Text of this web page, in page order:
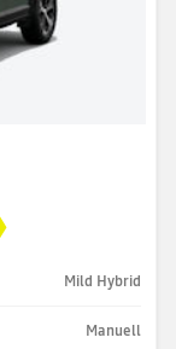
Mild Hybrid
Manuell